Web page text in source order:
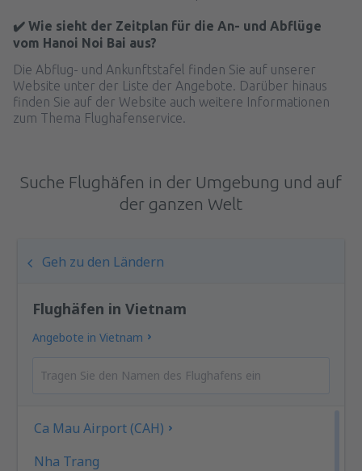
✔️ Wie sieht der Zeitplan für die An- und Abflüge
vom Hanoi Noi Bai aus?
Die Abflug- und Ankunftstafel finden Sie auf unserer
Website unter der Liste der Angebote. Darüber hinaus
finden Sie auf der Website auch weitere Informationen
zum Thema Flughafenservice.
Suche Flughäfen in der Umgebung und auf
der ganzen Welt
Geh zu den Ländern
Flughäfen in Vietnam
Angebote in Vietnam
Ca Mau Airport (CAH)
Nha Trang